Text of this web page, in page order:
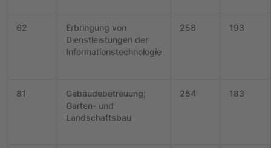
62
Erbringung von
Dienstleistungen der
Informationstechnologie
258 193
81
Gebäudebetreuung;
Garten- und
Landschaftsbau
254 183